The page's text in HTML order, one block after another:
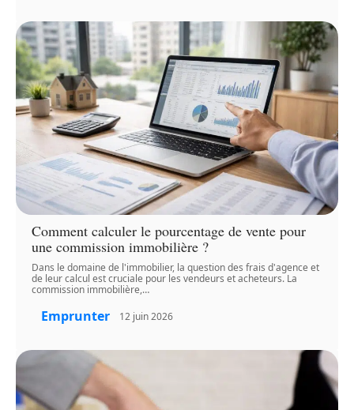
Comment calculer le pourcentage de vente pour
une commission immobilière ?
Dans le domaine de l'immobilier, la question des frais d'agence et
de leur calcul est cruciale pour les vendeurs et acheteurs. La
commission immobilière,…
Emprunter 12 juin 2026